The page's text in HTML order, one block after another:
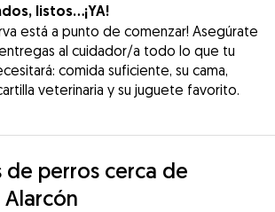
listos...¡YA!
está a punto de comenzar! Asegúrate
al cuidador/a todo lo que tu
comida suficiente, su cama,
veterinaria y su juguete favorito.
de perros cerca de